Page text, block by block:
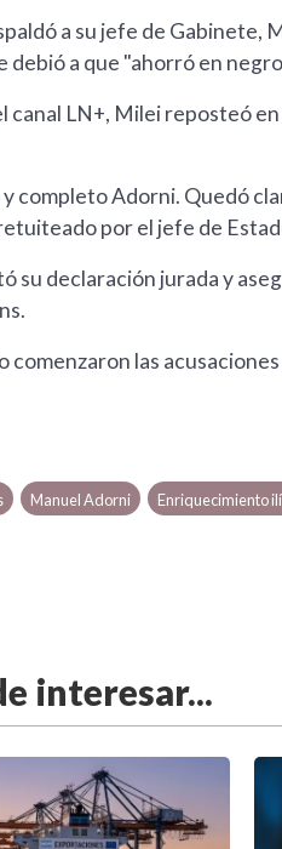
a su jefe de Gabinete,
a que "ahorró en
canal LN+, Milei reposteó
completo Adorni. Quedó
por el jefe de
su declaración jurada y
comenzaron las
Manuel Adorni Enriquecimiento
interesar...